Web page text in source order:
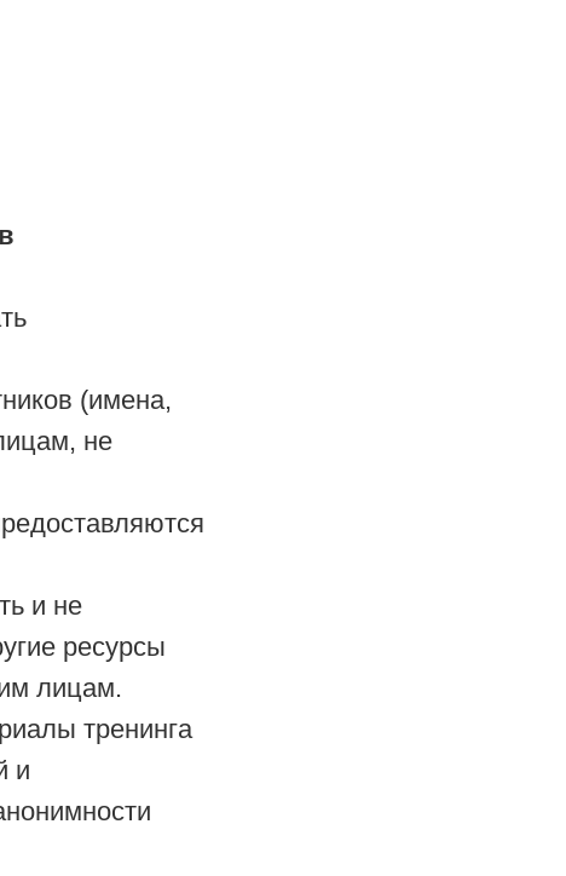
(имена,
не
и не
ресурсы
лицам.
тренинга
и